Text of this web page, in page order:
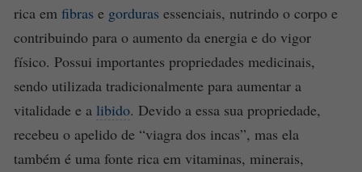
rica em fibras e gorduras essenciais, nutrindo o corpo e
contribuindo para o aumento da energia e do vigor
físico. Possui importantes propriedades medicinais,
sendo utilizada tradicionalmente para aumentar a
vitalidade e a libido. Devido a essa sua propriedade,
recebeu o apelido de “viagra dos incas”, mas ela
também é uma fonte rica em vitaminas, minerais,